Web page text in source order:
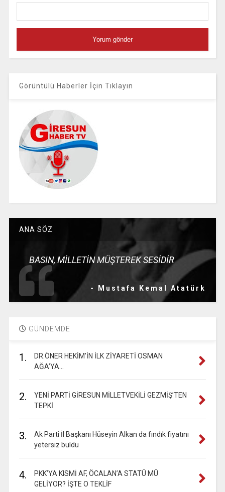
Görüntülü Haberler İçin Tıklayın
ANA SÖZ
BASIN, MİLLETİN MÜŞTEREK SESİDİR
- Mustafa Kemal Atatürk
GÜNDEMDE
1.
DR.ÖNER HEKİM’İN İLK ZİYARETİ OSMAN
AĞA’YA…
2.
YENİ PARTİ GİRESUN MİLLETVEKİLİ GEZMİŞ’TEN
TEPKİ
3.
Ak Parti İl Başkanı Hüseyin Alkan da fındık fiyatını
yetersiz buldu
4.
PKK’YA KISMİ AF, ÖCALAN’A STATÜ MÜ
GELİYOR? İŞTE O TEKLİF